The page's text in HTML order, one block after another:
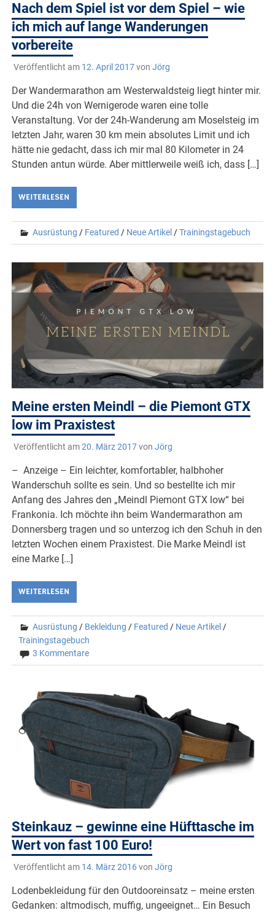
Nach dem Spiel ist vor dem Spiel – wie
ich mich auf lange Wanderungen
vorbereite
Veröffentlicht am 12. April 2017von Jörg
Der Wandermarathon am Westerwaldsteig liegt hinter mir.
Und die 24h von Wernigerode waren eine tolle
Veranstaltung. Vor der 24h-Wanderung am Moselsteig im
letzten Jahr, waren 30 km mein absolutes Limit und ich
hätte nie gedacht, dass ich mir mal 80 Kilometer in 24
Stunden antun würde. Aber mittlerweile weiß ich, dass […]
WEITERLESEN
Ausrüstung / Featured / Neue Artikel /Trainingstagebuch
Meine ersten Meindl – die Piemont GTX
low im Praxistest
Veröffentlicht am20. März 2017von Jörg
– Anzeige – Ein leichter, komfortabler, halbhoher
Wanderschuh sollte es sein. Und so bestellte ich mir
Anfang des Jahres den „Meindl Piemont GTX low“ bei
Frankonia. Ich möchte ihn beim Wandermarathon am
Donnersberg tragen und so unterzog ich den Schuh in den
letzten Wochen einem Praxistest. Die Marke Meindl ist
eine Marke […]
WEITERLESEN
Ausrüstung / Bekleidung / Featured / Neue Artikel /
Trainingstagebuch
3 Kommentare
Steinkauz – gewinne eine Hüfttasche im
Wert von fast 100 Euro!
Veröffentlicht am 14. März 2016von Jörg
Lodenbekleidung für den Outdooreinsatz – meine ersten
Gedanken: altmodisch, muffig, ungeeignet… Ein Besuch